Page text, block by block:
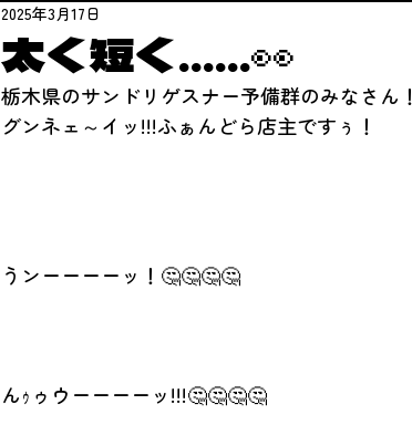
太く短く……👀
2025年3月17日
栃木県のサンドリゲスナー予備群のみなさん！
グンネェ～イッ!!!ふぁんどら店主ですぅ！
うンーーーーッ！🤔🤔🤔🤔
んｩゥウーーーーッ!!!🤔🤔🤔🤔